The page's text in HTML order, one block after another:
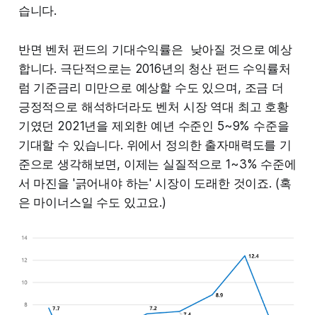
습니다.
반면 벤처 펀드의 기대수익률은 낮아질 것으로 예상
합니다. 극단적으로는 2016년의 청산 펀드 수익률처
럼 기준금리 미만으로 예상할 수도 있으며, 조금 더
긍정적으로 해석하더라도 벤처 시장 역대 최고 호황
기였던 2021년을 제외한 예년 수준인 5~9% 수준을
기대할 수 있습니다. 위에서 정의한 출자매력도를 기
준으로 생각해보면, 이제는 실질적으로 1~3% 수준에
서 마진을 '긁어내야 하는' 시장이 도래한 것이죠. (혹
은 마이너스일 수도 있고요.)